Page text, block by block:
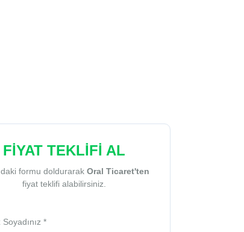
FİYAT TEKLİFİ AL
formu doldurarak Oral Ticaret'ten
fiyat teklifi alabilirsiniz.
Soyadınız *